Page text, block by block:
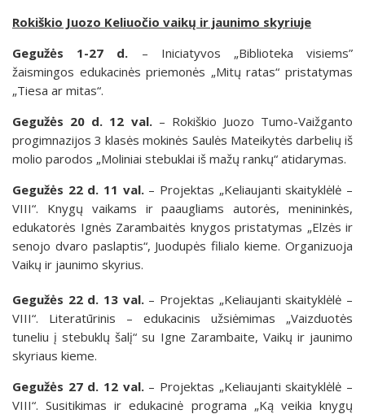
Rokiškio Juozo Keliuočio vaikų ir jaunimo skyriuje
Gegužės 1-27 d. – Iniciatyvos „Biblioteka visiems”
žaismingos edukacinės priemonės „Mitų ratas“ pristatymas
„Tiesa ar mitas“.
Gegužės 20 d. 12 val.– Rokiškio Juozo Tumo-Vaižganto
progimnazijos 3 klasės mokinės Saulės Mateikytės darbelių iš
molio parodos „Moliniai stebuklai iš mažų rankų“ atidarymas.
Gegužės 22 d. 11 val.– Projektas „Keliaujanti skaityklėlė –
VIII“. Knygų vaikams ir paaugliams autorės, menininkės,
edukatorės Ignės Zarambaitės knygos pristatymas „Elzės ir
senojo dvaro paslaptis“, Juodupės filialo kieme. Organizuoja
Vaikų ir jaunimo skyrius.
Gegužės 22 d. 13 val.– Projektas „Keliaujanti skaityklėlė –
VIII“. Literatūrinis – edukacinis užsiėmimas „Vaizduotės
tuneliu į stebuklų šalį“ su Igne Zarambaite, Vaikų ir jaunimo
skyriaus kieme.
Gegužės 27 d. 12 val.– Projektas „Keliaujanti skaityklėlė –
VIII“. Susitikimas ir edukacinė programa „Ką veikia knygų